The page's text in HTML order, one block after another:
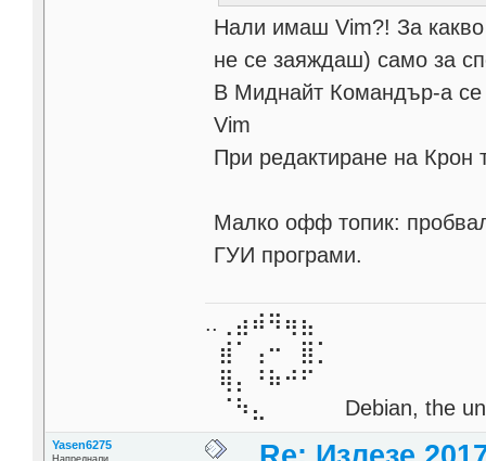
Нали имаш Vim?! За
не се заяждаш) само за
В Миднайт Командър-а се
Vim
При редактиране на Крон
Малко офф топик:
ГУИ програми.
..⢀⣴⠾⠻⢶⣦⠀
⣾⠁⢠⠒⠀⣿⡁
⢿⡄⠘⠷⠚⠋
⠈⠳⣄⠀⠀⠀⠀ Debian, the
Yasen6275